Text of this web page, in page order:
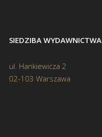
SIEDZIBA WYDAWNICTWA
ul. Hankiewicza 2
02-103 Warszawa